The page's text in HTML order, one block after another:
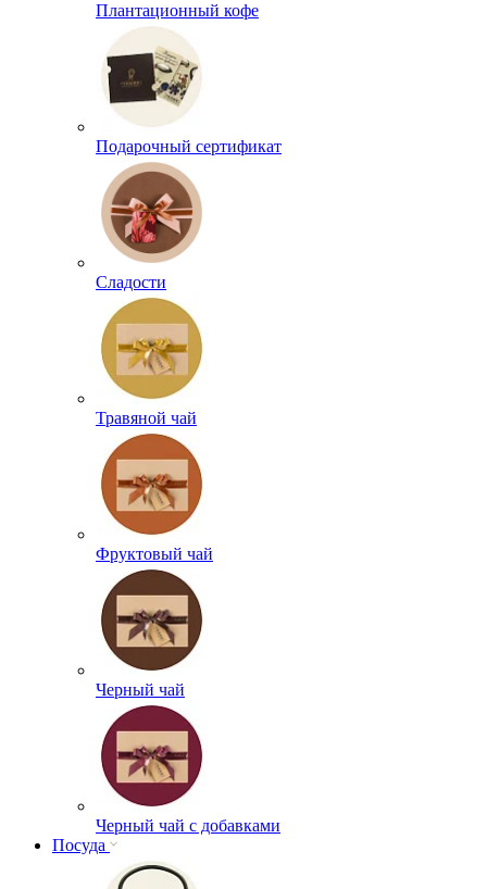
Плантационный кофе
Подарочный сертификат
Сладости
Травяной чай
Фруктовый чай
Черный чай
Черный чай с добавками
Посуда